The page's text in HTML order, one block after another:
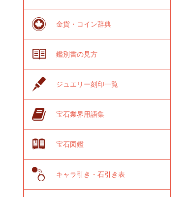
金貨・コイン辞典
鑑別書の見方
ジュエリー刻印一覧
宝石業界用語集
宝石図鑑
キャラ引き・石引き表